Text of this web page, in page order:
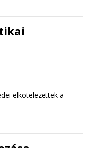
elkötelezettek a